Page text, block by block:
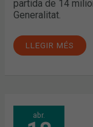
partida de 14
Generalitat.
LLEGIR MÉS
abr.
LA
XARXA
DE